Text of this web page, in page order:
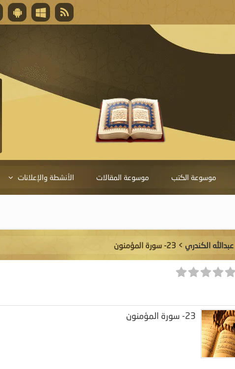
قال تعالى
المغفرة لأنها أغلى جائزة، وهي مفتاح باب العطايا التي
موسوعة الكتب موسوعة المقالات الأنشطة والإعلانات
الكندري > 23- سورة المؤمنون
23- سورة المؤمنون